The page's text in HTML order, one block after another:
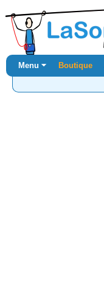
Menu ⏷ Boutique